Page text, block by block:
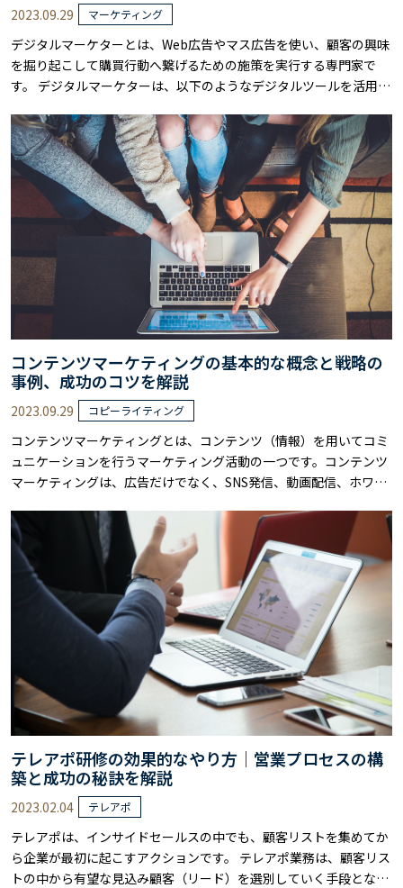
2023.09.29 マーケティング
デジタルマーケターとは、Web広告やマス広告を使い、顧客の興味
を掘り起こして購買行動へ繋げるための施策を実行する専門家で
す。 デジタルマーケターは、以下のようなデジタルツールを活用し
ジなどのWeb情報を分析して、マーケティング戦略を考える ・Web
ページの閲覧数などを調べ、そのページに掲載している広告のアク
セス数を分析する ・リステ……
コンテンツマーケティングの基本的な概念と戦略の
事例、成功のコツを解説
2023.09.29 コピーライティング
コンテンツマーケティングとは、コンテンツ（情報）を用いてコミ
ュニケーションを行うマーケティング活動の一つです。コンテンツ
マーケティングは、広告だけでなく、SNS発信、動画配信、ホワイ
見込み顧客の開拓を狙うマーケティング手法です。 上記のように、
コンテンツマーケティングではさまざまな情報を用いたマーケティ
ング活動を行い、広告だけでなくSNS……
テレアポ研修の効果的なやり方｜営業プロセスの構
築と成功の秘訣を解説
2023.02.04 テレアポ
テレアポは、インサイドセールスの中でも、顧客リストを集めてか
ら企業が最初に起こすアクションです。 テレアポ業務は、顧客リス
トの中から有望な見込み顧客（リード）を選別していく手段となる